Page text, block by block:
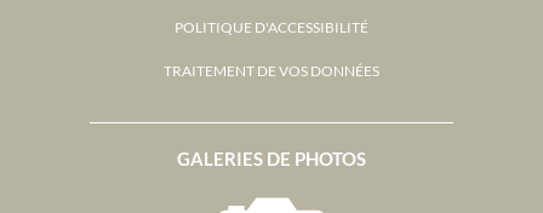
GALERIES DE PHOTOS
POLITIQUE D'ACCESSIBILITÉ
TRAITEMENT DE VOS DONNÉES